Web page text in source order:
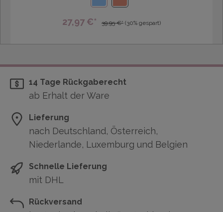
27,97 €* 39,95 €* (30% gespart)
14 Tage Rückgaberecht
ab Erhalt der Ware
Lieferung
nach Deutschland, Österreich,
Niederlande, Luxemburg und Belgien
Schnelle Lieferung
mit DHL
Rückversand